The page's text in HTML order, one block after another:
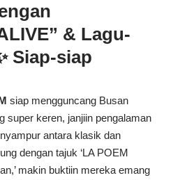
& Lagu-
Siap-siap
siap mengguncang Busan
super keren, janjiin pengalaman
antara klasik dan
dengan tajuk ‘LA POEM
makin buktiin mereka emang